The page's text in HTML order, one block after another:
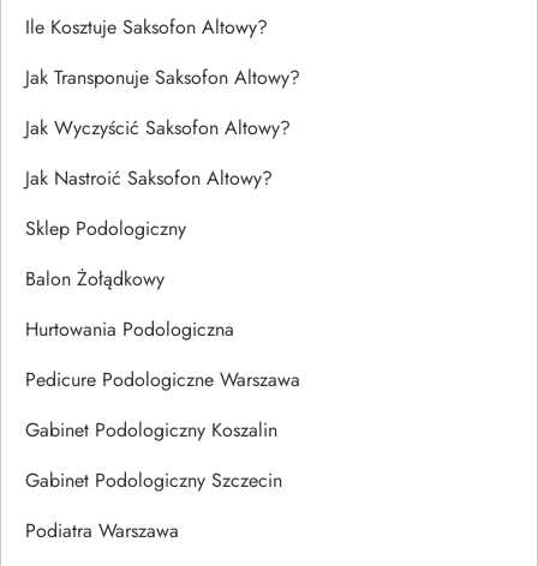
Ile Kosztuje Saksofon Altowy?
Jak Transponuje Saksofon Altowy?
Jak Wyczyścić Saksofon Altowy?
Jak Nastroić Saksofon Altowy?
Sklep Podologiczny
Balon Żołądkowy
Hurtowania Podologiczna
Pedicure Podologiczne Warszawa
Gabinet Podologiczny Koszalin
Gabinet Podologiczny Szczecin
Podiatra Warszawa